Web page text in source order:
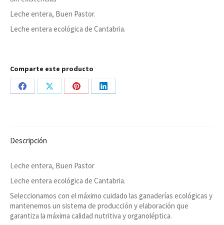
Leche entera, Buen Pastor.
Leche entera ecológica de Cantabria.
Comparte este producto
Share
Share
Share
Share
Descripción
Leche entera, Buen Pastor
Leche entera ecológica de Cantabria.
Seleccionamos con el máximo cuidado las ganaderías ecológicas y
mantenemos un sistema de producción y elaboración que
garantiza la máxima calidad nutritiva y organoléptica.